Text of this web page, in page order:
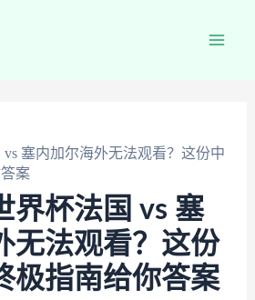
塞内加尔海外无法观看？这份中
案
界杯法国 vs 塞
无法观看？这份
极指南给你答案